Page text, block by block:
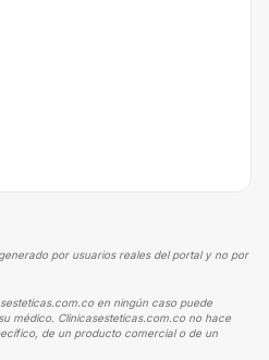
por usuarios reales del portal y no por
en ningún caso puede
médico. Clinicasesteticas.com.co no hace
de un producto comercial o de un